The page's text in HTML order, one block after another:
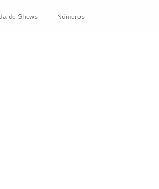
de Shows Números